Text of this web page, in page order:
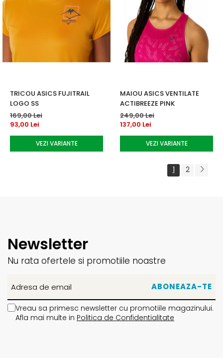
TRICOU ASICS FUJITRAIL
LOGO SS
169,00 Lei
93,00 Lei
VEZI VARIANTE
MAIOU ASICS VENTILATE
ACTIBREEZE PINK
249,00 Lei
137,00 Lei
VEZI VARIANTE
1 2
Newsletter
Nu rata ofertele si promotiile noastre
Vreau sa primesc newsletter cu promotiile magazinului.
Afla mai multe in Politica de Confidentialitate